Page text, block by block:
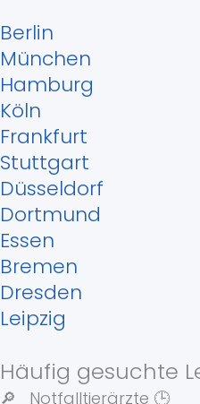
Berlin
München
Hamburg
Köln
Frankfurt
Stuttgart
Düsseldorf
Dortmund
Essen
Bremen
Dresden
Leipzig
Häufig gesuchte
🔎 Notfalltierärzte 🕒